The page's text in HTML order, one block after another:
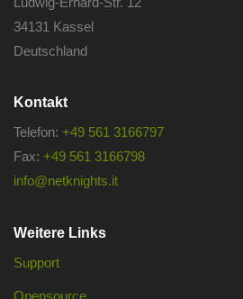
34131 Kassel
Deutschland
Kontakt
Telefon: +49 561 3166797
Fax: +49 561 3166798
info@netknights.it
Weitere Links
Support
Opensource